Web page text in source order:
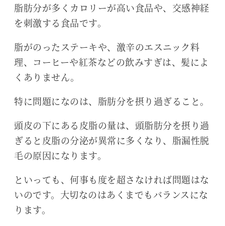
脂肪分が多くカロリーが高い食品や、交感神経
を刺激する食品です。
脂がのったステーキや、激辛のエスニック料
理、コーヒーや紅茶などの飲みすぎは、髪によ
くありません。
特に問題になのは、脂肪分を摂り過ぎること。
頭皮の下にある皮脂の量は、頭脂肪分を摂り過
ぎると皮脂の分泌が異常に多くなり、脂漏性脱
毛の原因になります。
といっても、何事も度を超さなければ問題はな
いのです。大切なのはあくまでもバランスにな
ります。